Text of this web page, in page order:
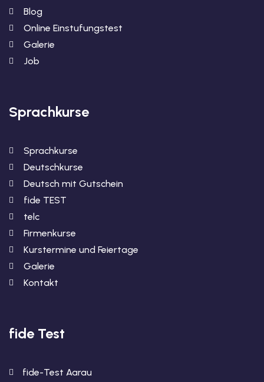
Blog
Online Einstufungstest
Galerie
Job
Sprachkurse
Sprachkurse
Deutschkurse
Deutsch mit Gutschein
fide TEST
telc
Firmenkurse
Kurstermine und Feiertage
Galerie
Kontakt
fide Test
fide-Test Aarau